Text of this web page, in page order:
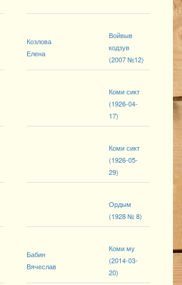
Козлова
Елена
Войвыв
кодзув
(2007 №12)
Коми сикт
(1926-04-
17)
Коми сикт
(1926-05-
29)
Ордым
(1928 № 8)
Бабин
Вячеслав
Коми му
(2014-03-
20)